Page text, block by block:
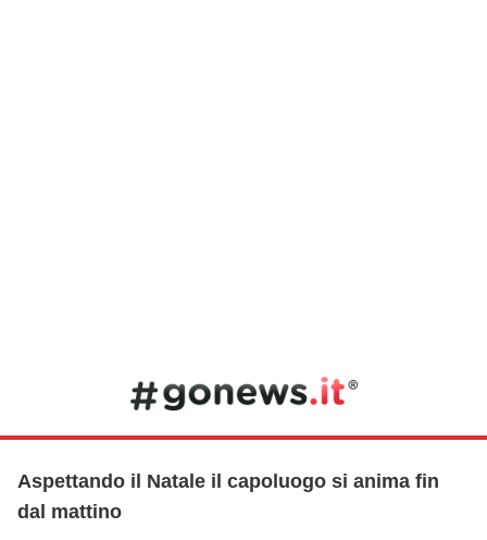
Aspettando il Natale il capoluogo si anima fin
dal mattino